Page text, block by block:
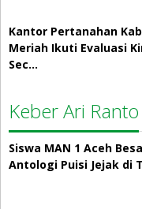
Kantor Pertanahan
Meriah Ikuti Evaluasi
Sec…
Keber Ari Ranto
Siswa MAN 1 Aceh
Antologi Puisi Jejak di